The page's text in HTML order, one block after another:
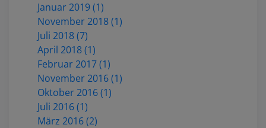
Januar 2019 (1)
November 2018 (1)
Juli 2018 (7)
April 2018 (1)
Februar 2017 (1)
November 2016 (1)
Oktober 2016 (1)
Juli 2016 (1)
März 2016 (2)